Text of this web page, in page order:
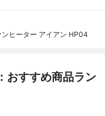
ヒーター アイアン HP04
おすすめ商品ラン